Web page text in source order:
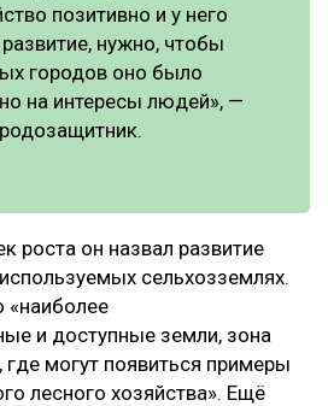
позитивно и у него
нужно, чтобы
городов оно было
на интересы людей», —
роста он назвал развитие
сельхозземлях.
«наиболее
и доступные земли, зона
могут появиться примеры
лесного хозяйства». Ещё